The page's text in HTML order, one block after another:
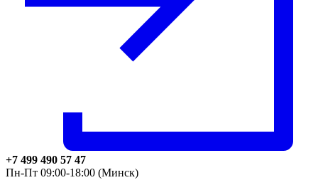
+7 499 490 57 47
Пн-Пт 09:00-18:00 (Минск)